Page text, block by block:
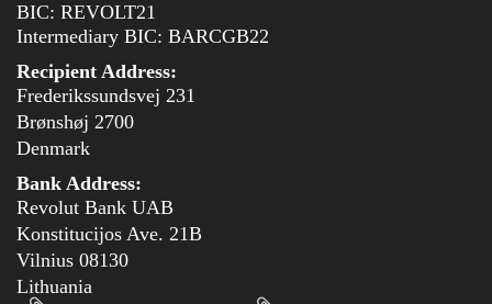
BIC: REVOLT21
Intermediary BIC: BARCGB22
Recipient Address:
Frederikssundsvej 231
2700 Brønshøj
Denmark
Bank Address:
Revolut Bank UAB
Konstitucijos Ave. 21B
08130 Vilnius
Lithuania